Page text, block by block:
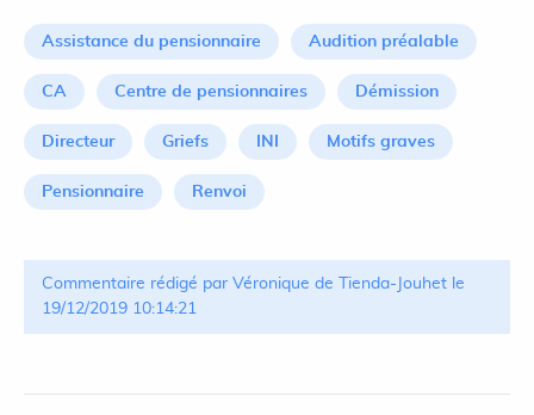
Assistance du pensionnaire Audition préalable
CA Centre de pensionnaires Démission
Directeur Griefs INI Motifs graves
Pensionnaire Renvoi
Commentaire rédigé par Véronique de Tienda-Jouhet le
19/12/2019 10:14:21